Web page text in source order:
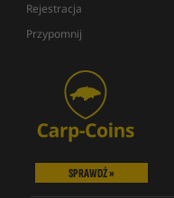
Rejestracja
Przypomnij
SPRAWDŹ »